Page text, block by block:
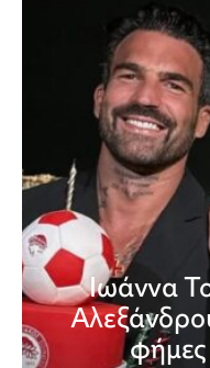
Ιωάννα